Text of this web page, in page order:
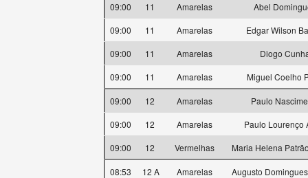
09:00 11 Amarelas
Abel
09:00
11 Amarelas
Edgar Wilson
09:00
11 Amarelas
Diogo
09:00
11 Amarelas Miguel Coelho
09:00 12 Amarelas
Paulo
09:00
12 Amarelas
Paulo Lourenço
09:00
12 Vermelhas Maria Helena
08:53 12 A Amarelas
Augusto